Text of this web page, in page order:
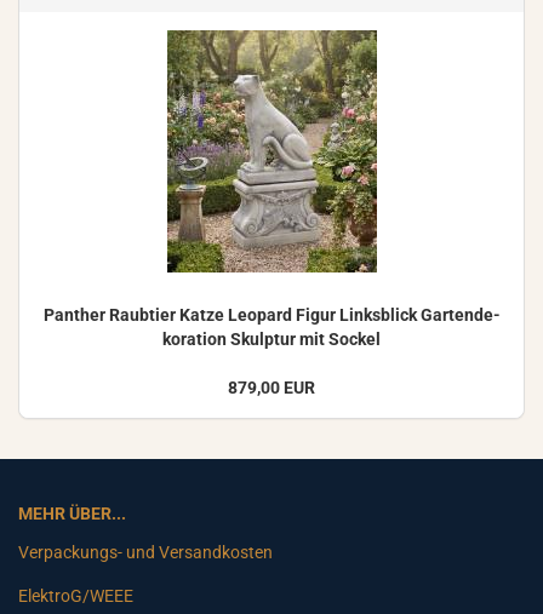
Pan­ther Raub­tier Katze Leo­pard Figur Links­blick Gar­ten­de­
ko­ra­ti­on Skulp­tur mit So­ckel
879,00 EUR
MEHR ÜBER...
Verpackungs- und Versandkosten
ElektroG/WEEE